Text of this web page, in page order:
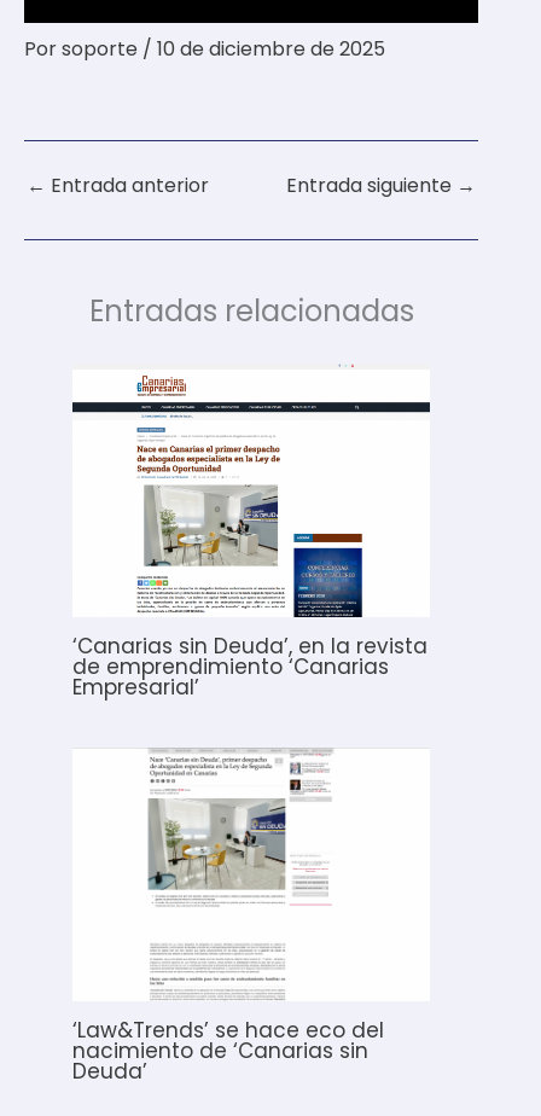
Porsoporte / 10 de diciembre de 2025
← Entrada anterior Entrada siguiente →
Entradas relacionadas
‘Canarias sin Deuda’, en la revista
de emprendimiento ‘Canarias
Empresarial’
‘Law&Trends’ se hace eco del
nacimiento de ‘Canarias sin
Deuda’